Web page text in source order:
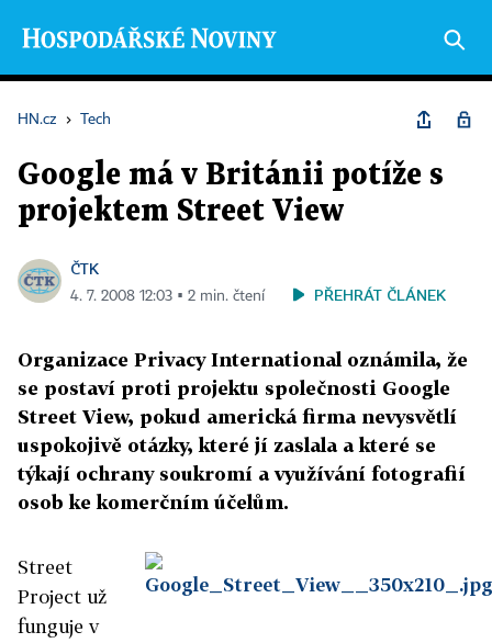
HN.cz › Tech
Google má v Británii potíže s
projektem Street View
ČTK
4. 7. 2008 12:03 ▪ 2 min. čtení PŘEHRÁT ČLÁNEK
Organizace Privacy International oznámila, že
se postaví proti projektu společnosti Google
Street View, pokud americká firma nevysvětlí
uspokojivě otázky, které jí zaslala a které se
týkají ochrany soukromí a využívání fotografií
osob ke komerčním účelům.
Street
Project už
funguje v